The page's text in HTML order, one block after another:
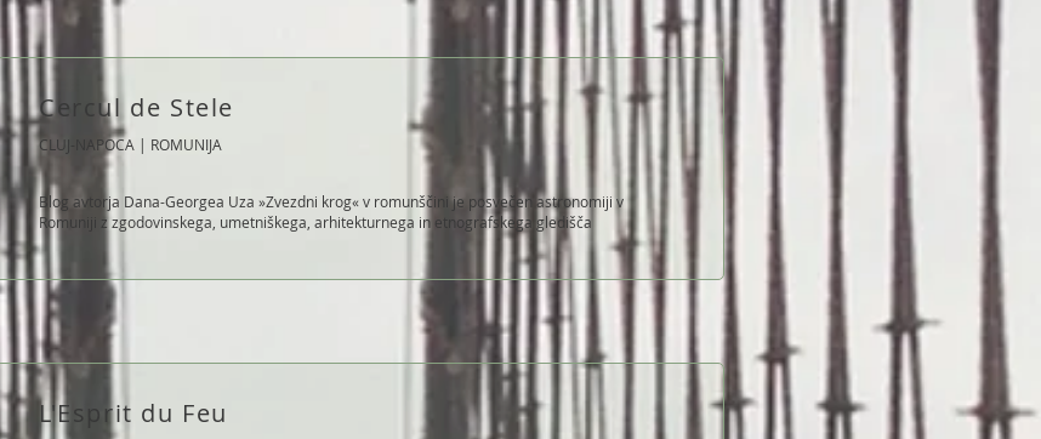
Cercul de Stele
CLUJ-NAPOCA | ROMUNIJA
Blog avtorja Dana-Georgea Uza »Zvezdni krog« v romunščini je posvečen astronomiji v
Romuniji z zgodovinskega, umetniškega, arhitekturnega in etnografskega gledišča
L'Esprit du Feu